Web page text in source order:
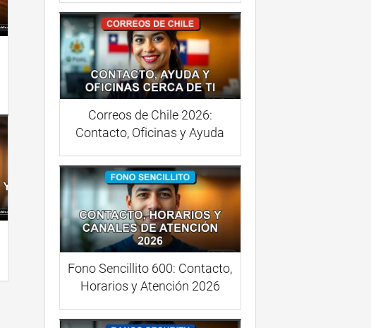
Correos de Chile 2026:
Contacto, Oficinas y Ayuda
Fono Sencillito 600: Contacto,
Horarios y Atención 2026